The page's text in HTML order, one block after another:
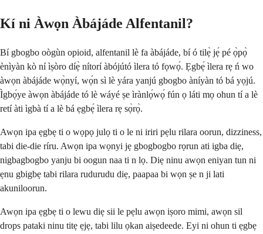
Kí ni Àwọn Àbájáde Alfentanil?
Bí gbogbo oògùn opioid, alfentanil lè fa àbájáde, bí ó tilẹ̀ jẹ́ pé ọ̀pọ̀
ènìyàn kò ní ìṣòro díẹ̀ nítorí àbójútó ìlera tó fọwọ́. Ẹgbẹ́ ìlera rẹ ń wo
àwọn àbájáde wọ̀nyí, wọ́n sì lè yára yanjú gbogbo àníyàn tó bá yọjú.
Ìgbọ́ye àwọn àbájáde tó lè wáyé ṣe ìrànlọ́wọ́ fún ọ láti mọ ohun tí a lè
retí àti ìgbà tí a lè bá ẹgbẹ́ ìlera rẹ sọ̀rọ̀.
Awọn ipa ẹgbẹ ti o wọpọ julọ ti o le ni iriri pẹlu rilara oorun, dizziness,
tabi die-die ríru. Awọn ipa wọnyi jẹ gbogbogbo rọrun ati igba diẹ,
nigbagbogbo yanju bi oogun naa ti n lọ. Diẹ ninu awọn eniyan tun ni
ẹnu gbigbẹ tabi rilara rudurudu diẹ, paapaa bi wọn ṣe n ji lati
akuniloorun.
Awọn ipa ẹgbẹ ti o lewu diẹ sii le pẹlu awọn iṣoro mimi, awọn sil
drops pataki ninu titẹ ẹjẹ, tabi lilu ọkan aiṣedeede. Eyi ni ohun ti ẹgbẹ